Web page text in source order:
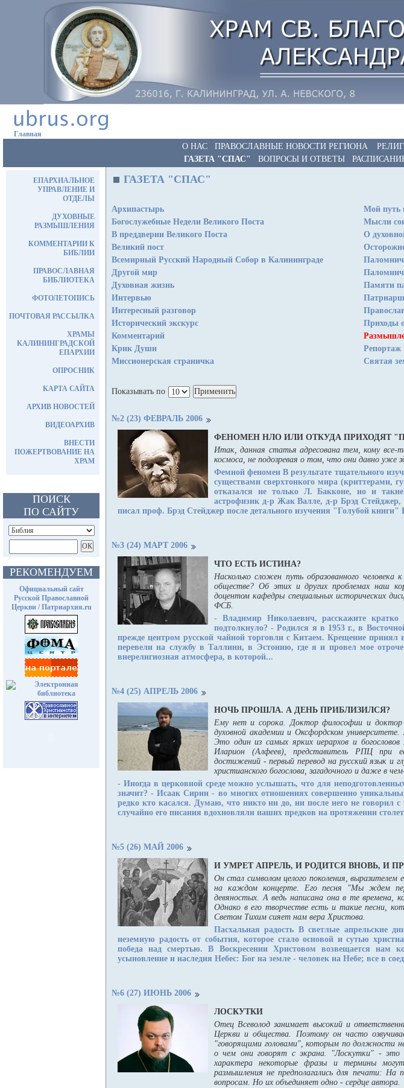
Главная
О НАС ПРАВОСЛАВНЫЕ НОВОСТИ РЕГИОНА
ГАЗЕТА "СПАС"
ВОПРОСЫ И ОТВЕТЫ
ЕПАРХИАЛЬНОЕ
УПРАВЛЕНИЕ И
ОТДЕЛЫ
ДУХОВНЫЕ
РАЗМЫШЛЕНИЯ
КОММЕНТАРИИ К
БИБЛИИ
ПРАВОСЛАВНАЯ
БИБЛИОТЕКА
ФОТОЛЕТОПИСЬ
ПОЧТОВАЯ РАССЫЛКА
ХРАМЫ
КАЛИНИНГРАДСКОЙ
ЕПАРХИИ
ОПРОСНИК
КАРТА САЙТА
АРХИВ НОВОСТЕЙ
ВИДЕОАРХИВ
ВНЕСТИ
ПОЖЕРТВОВАНИЕ НА
ХРАМ
ПОИСК
ПО САЙТУ
РЕКОМЕНДУЕМ
Официальный сайт
Русской Православной
Церкви / Патриархия.ru
ГАЗЕТА "СПАС"
Архипастырь
Богослужебные Недели Великого Поста
В преддверии Великого Поста
Великий пост
Всемирный Русский Народный Собор в Калининграде
Другой мир
Духовная жизнь
Интервью
Интересный разговор
Исторический экскурс
Комментарий
Крик Души
Миссионерская страничка
Мой путь
Мысли
О
Памяти
Приходы
Репортаж
Святая
Показывать по
№2 (23) ФЕВРАЛЬ 2006
ФЕНОМЕН НЛО ИЛИ ОТКУДА ПРИХОДЯТ
Итак, данная статья адресована тем, кому
космоса, не подозревая о том, что они давно уже
Фемной феномен В результате тщательного
существами сверхтонкого мира (криттерами,
отказался не только Л. Бакконе, но и
астрофизик д-р Жак Валле, д-р Брэд
писал проф. Брэд Стейджер после детального изучения "Голубой
№3 (24) МАРТ 2006
ЧТО ЕСТЬ ИСТИНА?
Насколько сложен путь образованного человека
обществе? Об этих и других проблемах наш
доцентом кафедры специальных исторических
ФСБ.
- Владимир Николаевич, расскажите
подтолкнуло? - Родился я в 1953 г., в
прежде центром русской чайной торговли с Китаем. Крещение принял
перевели на службу в Таллинн, в Эстонию, где я и провел мое
внерелигиозная атмосфера, в которой...
№4 (25) АПРЕЛЬ 2006
НОЧЬ ПРОШЛА. А ДЕНЬ ПРИБЛИЗИЛСЯ?
Ему нет и сорока. Доктор философии и доктор
духовной академии и Оксфордском
Это один из самых ярких иерархов и
Иларион (Алфеев), представитель РПЦ при
достижений - первый перевод на русский язык и
христианского богослова, загадочного и даже в
- Иногда в церковной среде можно услышать, что для
значит? - Исаак Сирин - во многих отношениях совершенно
редко кто касался. Думаю, что никто ни до, ни после него не
случайно его писания вдохновляли наших предков на протяжении
№5 (26) МАЙ 2006
И УМРЕТ АПРЕЛЬ, И РОДИТСЯ ВНОВЬ, И
Он стал символом целого поколения,
на каждом концерте. Его песня "Мы ждем
девяностых. А ведь написана она в те времена,
Однако в его творчестве есть и такие песни,
Светом Тихим сияет нам вера Христова.
Пасхальная радость В светлые апрельские
неземную радость от события, которое стало основой и сутью
победа над смертью. В Воскресении Христовом возвещается нам
усыновление и наследия Небес: Бог на земле - человек на Небе; все в
№6 (27) ИЮНЬ 2006
ЛОСКУТКИ
Отец Всеволод занимает высокий и
Церкви и общества. Поэтому он часто
"говорящими головами", которым по должности
о чем они говорят с экрана. "Лоскутки" - это
характера некоторые фразы и термины
размышления не предполагались для печати: На
вопросам. Но их объединяет одно - сердце автора.